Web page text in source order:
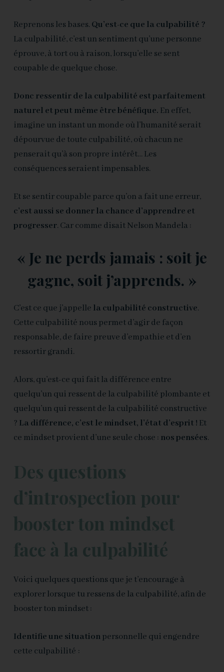
Reprenons les bases. Qu’est-ce que la culpabilité ?
La culpabilité, c’est un sentiment qu’une personne
éprouve, à tort ou à raison, lorsqu’elle se sent
coupable de quelque chose.
Donc ressentir de la culpabilité est parfaitement
naturel et peut même être bénéfique. En effet,
imagine un instant un monde où l’humanité serait
dépourvue de toute culpabilité, où chacun ne
penserait qu’à son propre intérêt… Les
conséquences seraient impensables.
Et se sentir coupable parce qu’on a fait une erreur,
c’est aussi se donner la chance d’apprendre et
progresser. Car comme disait Nelson Mandela :
« Je ne perds jamais : soit je
gagne, soit j’apprends. »
C’est ce que j’appelle la culpabilité constructive.
Cette culpabilité nous permet d’agir de façon
responsable, de faire preuve d’empathie et d’en
ressortir grandi.
Alors, qu’est-ce qui fait la différence entre
quelqu’un qui ressent de la culpabilité plombante et
quelqu’un qui ressent de la culpabilité constructive
? La différence, c’est le mindset, l’état d’esprit ! Et
ce mindset provient d’une seule chose : nos pensées.
Des questions
d’introspection pour
booster ton mindset
face à la culpabilité
Voici quelques questions que je t’encourage à
explorer lorsque tu ressens de la culpabilité, afin de
booster ton mindset :
Identifie une situation personnelle qui engendre
cette culpabilité :